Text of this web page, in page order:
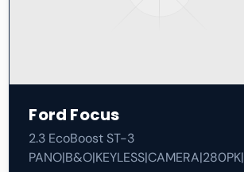
Ford Focus
2.3 EcoBoost ST-3
PANO|B&O|KEYLESS|CAMERA|280PK|